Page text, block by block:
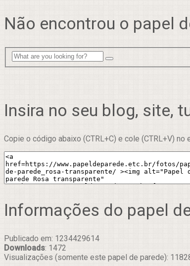
Não encontrou o papel
Insira no seu blog, site,
Copie o código abaixo (CTRL+C) e cole (CTRL+V)
Informações do papel
Publicado em: 1234429614
Downloads: 1472
Visualizações (somente este papel de parede):